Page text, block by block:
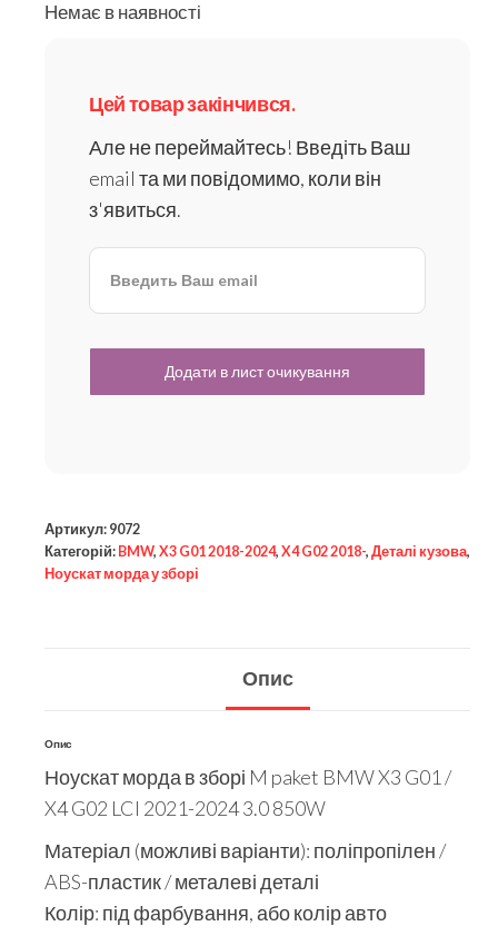
Немає в наявності
Цей товар закінчився.
Але не переймайтесь! Введіть Ваш
email та ми повідомимо, коли він
з'явиться.
Артикул: 9072
Категорій: BMW, X3 G01 2018-2024, X4 G02 2018-, Деталі кузова,
Ноускат морда у зборі
Опис
Опис
Ноускат морда в зборі M paket BMW X3 G01 /
X4 G02 LCI 2021-2024 3.0 850W
Матеріал (можливі варіанти): поліпропілен /
ABS-пластик / металеві деталі
Колір: під фарбування, або колір авто